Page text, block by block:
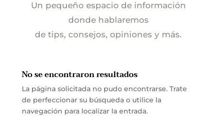
Un pequeño espacio de información
donde hablaremos
de tips, consejos, opiniones y más.
No se encontraron resultados
La página solicitada no pudo encontrarse. Trate
de perfeccionar su búsqueda o utilice la
navegación para localizar la entrada.